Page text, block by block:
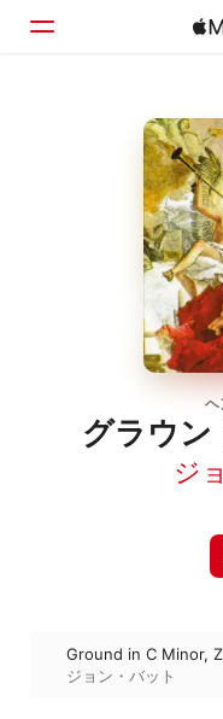
見つける
ヘ
グラウン
ジ
Ground in C Minor,
ジョン・バット